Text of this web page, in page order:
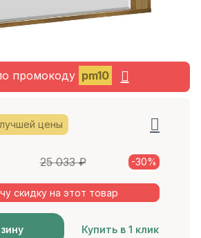
промокоду pm10
цены
25 033₽ -30%
скидку на этот товар
Купить в 1 клик